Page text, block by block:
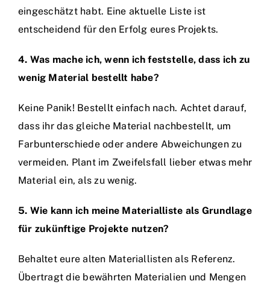
eingeschätzt habt. Eine aktuelle Liste ist
entscheidend für den Erfolg eures Projekts.
4. Was mache ich, wenn ich feststelle, dass ich zu
wenig Material bestellt habe?
Keine Panik! Bestellt einfach nach. Achtet darauf,
dass ihr das gleiche Material nachbestellt, um
Farbunterschiede oder andere Abweichungen zu
vermeiden. Plant im Zweifelsfall lieber etwas mehr
Material ein, als zu wenig.
5. Wie kann ich meine Materialliste als Grundlage
für zukünftige Projekte nutzen?
Behaltet eure alten Materiallisten als Referenz.
Übertragt die bewährten Materialien und Mengen